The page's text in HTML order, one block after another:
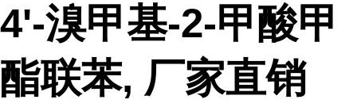
4'-溴甲基-2-甲酸甲
酯联苯, 厂家直销